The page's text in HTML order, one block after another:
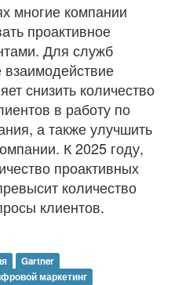
многие компании
проактивное
Для служб
снизить количество
в работу по
а также улучшить
К 2025 году,
проактивных
количество
клиентов.
Gartner
маркетинг